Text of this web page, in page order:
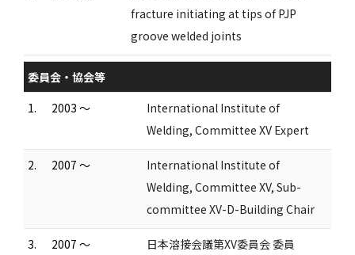
fracture initiating at tips of PJP
groove welded joints
委員会・協会等
1.
2003 ～
International Institute of
Welding, Committee XV Expert
2. 2007 ～
International Institute of
Welding, Committee XV, Sub-
committee XV-D-Building Chair
3. 2007 ～ 日本溶接会議第XV委員会 委員